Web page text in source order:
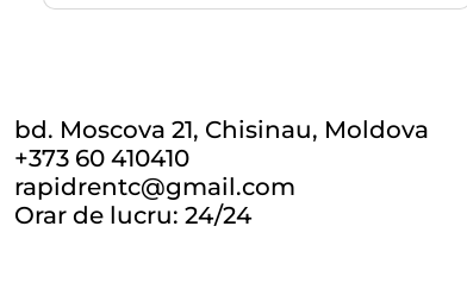
bd. Moscova 21, Chisinau, Moldova
+373 60 410410
rapidrentc@gmail.com
Orar de lucru: 24/24